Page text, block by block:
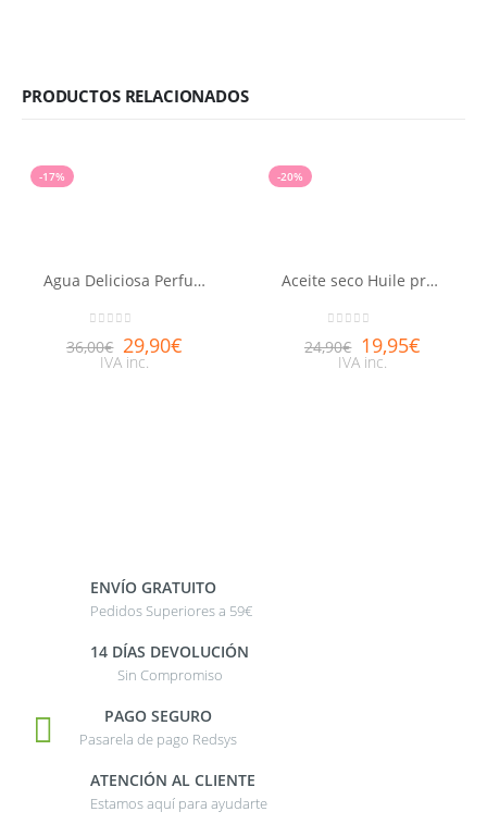
PRODUCTOS RELACIONADOS
-17%
Agua Deliciosa Perfumada NUXE 100ml
out of 5
36,00€ 29,90€
IVA inc.
-20%
Aceite seco Huile prodigieuse® NUXE 50ml
out of 5
24,90€ 19,95€
IVA inc.
ENVÍO GRATUITO
Pedidos Superiores a 59€
14 DÍAS DEVOLUCIÓN
Sin Compromiso
PAGO SEGURO
Pasarela de pago Redsys
ATENCIÓN AL CLIENTE
Estamos aquí para ayudarte